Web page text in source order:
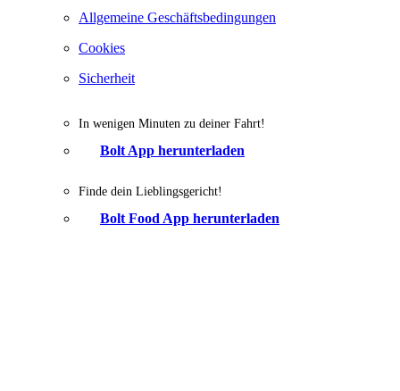
Allgemeine Geschäftsbedingungen
Cookies
Sicherheit
In wenigen Minuten zu deiner Fahrt!
Bolt App herunterladen
Finde dein Lieblingsgericht!
Bolt Food App herunterladen